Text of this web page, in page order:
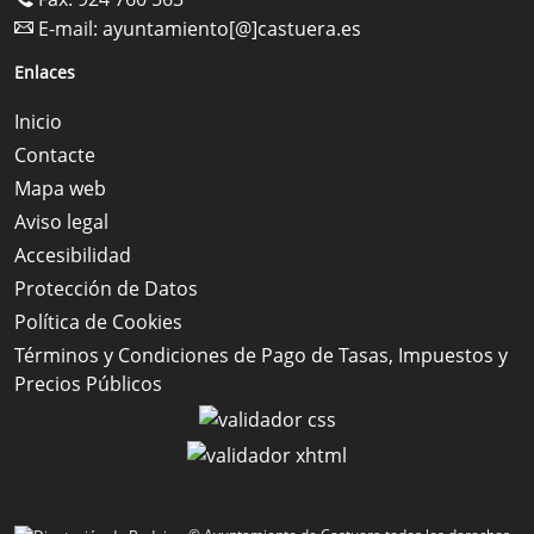
E-mail: ayuntamiento[@]castuera.es
Enlaces
Inicio
Contacte
Mapa web
Aviso legal
Accesibilidad
Protección de Datos
Política de Cookies
Términos y Condiciones de Pago de Tasas, Impuestos y
Precios Públicos